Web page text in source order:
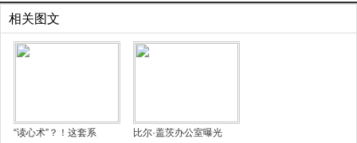
相关图文
“读心术”？！这套系 比尔·盖茨办公室曝光